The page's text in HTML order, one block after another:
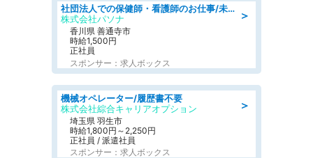
＞
社団法人での保健師・看護師のお仕事/未経験OK/要資格:普通免許、保健師、正看護師
株式会社パソナ
香川県 善通寺市
時給1,500円
正社員
スポンサー：求人ボックス
＞
機械オペレーター/履歴書不要
株式会社綜合キャリアオプション
埼玉県 羽生市
時給1,800円～2,250円
正社員 / 派遣社員
スポンサー：求人ボックス